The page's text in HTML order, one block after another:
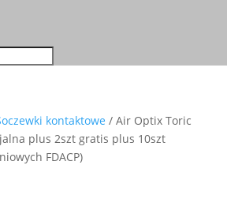
kontaktowe / Air Optix Toric
plus 2szt gratis plus 10szt
FDACP)